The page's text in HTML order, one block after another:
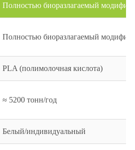
Полностью биоразлагаемый
Полностью биоразлагаемый
PLA (полимолочная кислота)
≈ 5200 тонн/год
Белый/индивидуальный